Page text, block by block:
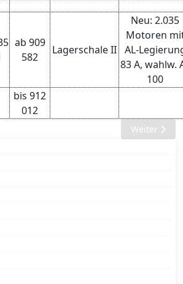
ab 909
582
Lagerschale II
Neu: 2.035
Motoren
AL-
83 A, wahlw.
100
bis 912
012
1954 - Gruppe M - Motor, Kupplung,
Next article:
Weiter